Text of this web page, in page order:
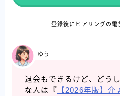
登録後にヒアリングの電
退会もできるけど、どう
な人は『 【2026年版】介
ゆう